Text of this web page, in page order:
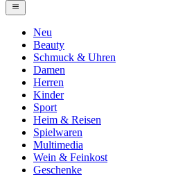
Neu
Beauty
Schmuck & Uhren
Damen
Herren
Kinder
Sport
Heim & Reisen
Spielwaren
Multimedia
Wein & Feinkost
Geschenke